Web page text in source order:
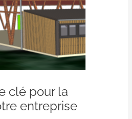
clé pour la
entreprise